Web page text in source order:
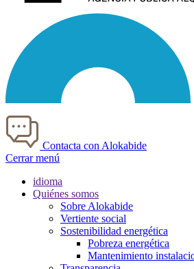
Contacta con Alokabide
Cerrar menú
idioma
Quiénes somos
Sobre Alokabide
Vertiente social
Sostenibilidad energética
Pobreza energética
Mantenimiento